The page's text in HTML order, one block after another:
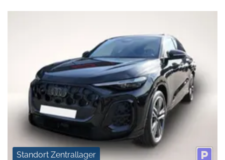
Standort Zentrallager